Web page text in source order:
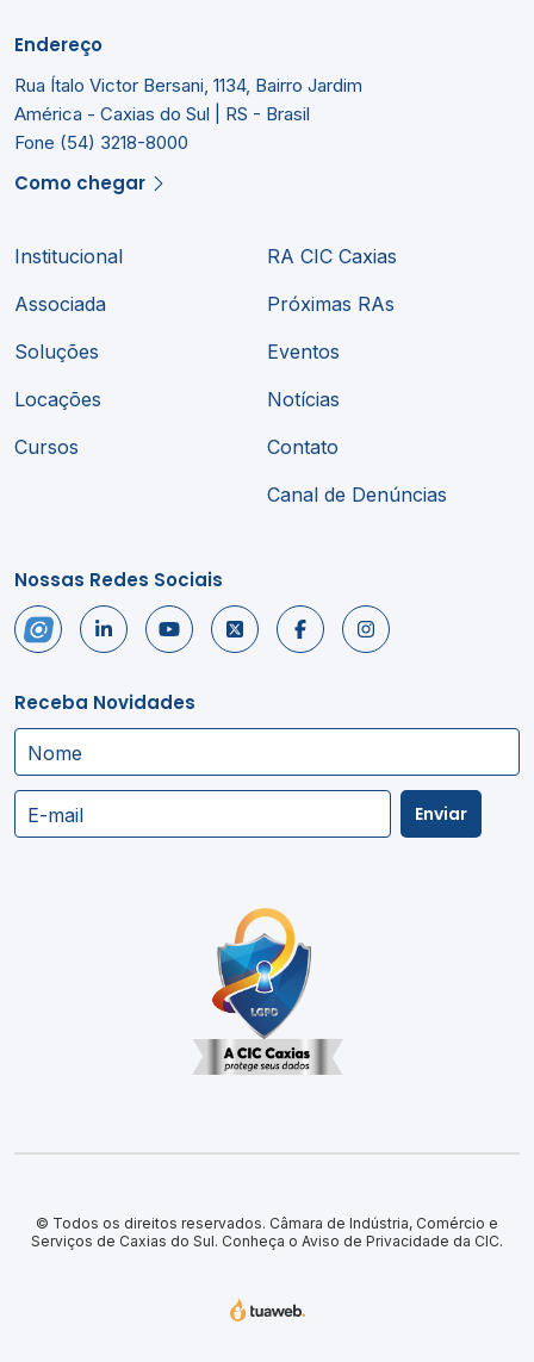
Endereço
Rua Ítalo Victor Bersani, 1134, Bairro Jardim
América - Caxias do Sul | RS - Brasil
Fone (54) 3218-8000
Como chegar
Institucional
Associada
Soluções
Locações
Cursos
RA CIC Caxias
Próximas RAs
Eventos
Notícias
Contato
Canal de Denúncias
Nossas Redes Sociais
Receba Novidades
Nome
E-mail Enviar
© Todos os direitos reservados. Câmara de Indústria, Comércio e
Serviços de Caxias do Sul. Conheça o Aviso de Privacidade da CIC.